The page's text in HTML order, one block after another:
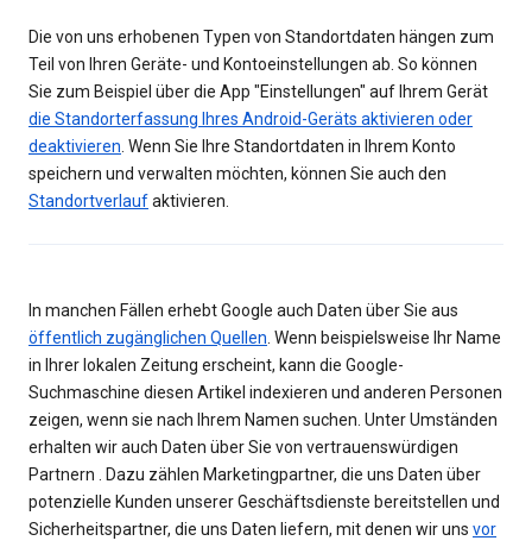
Die von uns erhobenen Typen von Standortdaten hängen zum
Teil von Ihren Geräte- und Kontoeinstellungen ab. So können
Sie zum Beispiel über die App "Einstellungen" auf Ihrem Gerät
die Standorterfassung Ihres Android-Geräts aktivieren oder
deaktivieren. Wenn Sie Ihre Standortdaten in Ihrem Konto
speichern und verwalten möchten, können Sie auch den
Standortverlaufaktivieren.
In manchen Fällen erhebt Google auch Daten über Sie aus
öffentlich zugänglichen Quellen. Wenn beispielsweise Ihr Name
in Ihrer lokalen Zeitung erscheint, kann die Google-
Suchmaschine diesen Artikel indexieren und anderen Personen
zeigen, wenn sie nach Ihrem Namen suchen. Unter Umständen
erhalten wir auch Daten über Sie von vertrauenswürdigen
Partnern . Dazu zählen Marketingpartner, die uns Daten über
potenzielle Kunden unserer Geschäftsdienste bereitstellen und
Sicherheitspartner, die uns Daten liefern, mit denen wir uns vor